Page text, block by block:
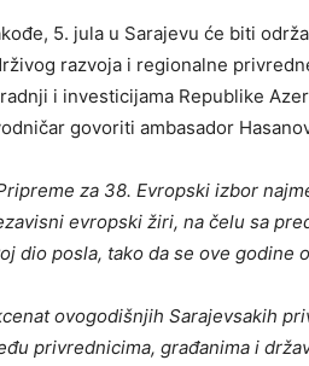
5. jula u Sarajevu će biti
razvoja i regionalne
i investicijama Republike
govoriti ambasador
za 38. Evropski izbor
evropski žiri, na čelu sa
dio posla, tako da se ove godine
ovogodišnjih Sarajevsakih
privrednicima, građanima i